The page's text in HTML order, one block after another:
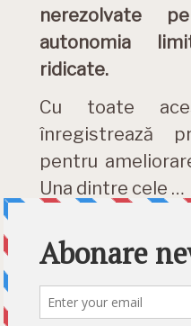
nerezolvate
autonomia
ridicate.
Cu toate
înregistrează
pentru
Una dintre cele …
Category:News Etichete:
incarcare rapida,inventie